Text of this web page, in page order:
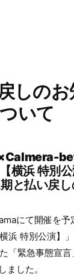
戻しの
いて
【横浜 特別公
と払い戻
にて開催を
特別公演】
「緊急事態宣
ました。